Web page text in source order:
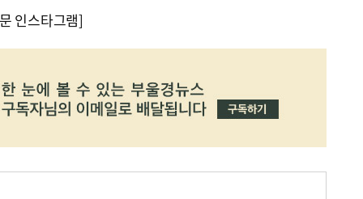
인스타그램]